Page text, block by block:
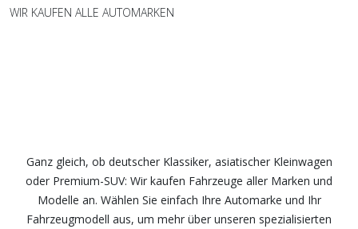
WIR KAUFEN ALLE AUTOMARKEN
Ganz gleich, ob deutscher Klassiker, asiatischer Kleinwagen
oder Premium-SUV: Wir kaufen Fahrzeuge aller Marken und
Modelle an. Wählen Sie einfach Ihre Automarke und Ihr
Fahrzeugmodell aus, um mehr über unseren spezialisierten